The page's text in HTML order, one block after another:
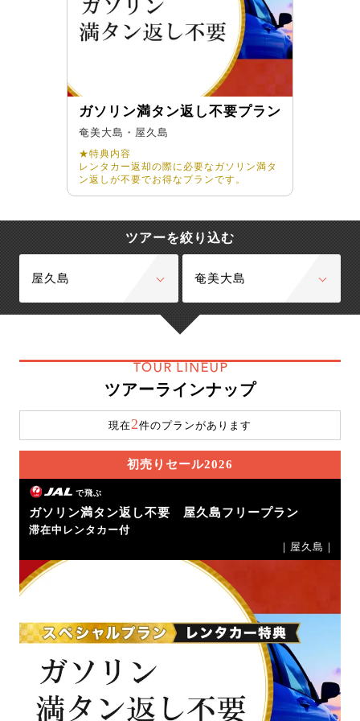
ガソリン満タン返し不要プラン
奄美大島・屋久島
★特典内容
レンタカー返却の際に必要なガソリン満タ
ン返しが不要でお得なプランです。
ツアーを絞り込む
屋久島 奄美大島
TOUR LINEUP
ツアーラインナップ
現在2件のプランがあります
初売りセール2026
で飛ぶ
ガソリン満タン返し不要 屋久島フリープラン
滞在中レンタカー付
｜屋久島｜